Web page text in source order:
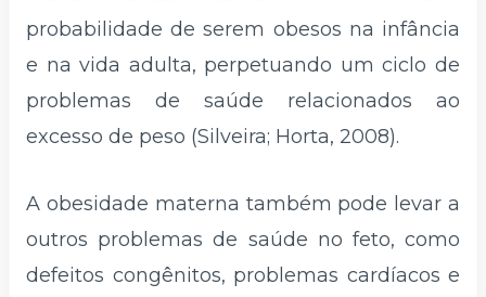
probabilidade de serem obesos na infância
e na vida adulta, perpetuando um ciclo de
problemas de saúde relacionados ao
excesso de peso (Silveira; Horta, 2008).
A obesidade materna também pode levar a
outros problemas de saúde no feto, como
defeitos congênitos, problemas cardíacos e